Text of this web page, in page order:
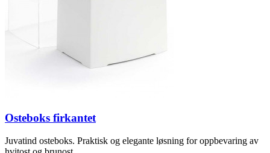
Osteboks firkantet
Juvatind osteboks. Praktisk og elegante løsning for oppbevaring av